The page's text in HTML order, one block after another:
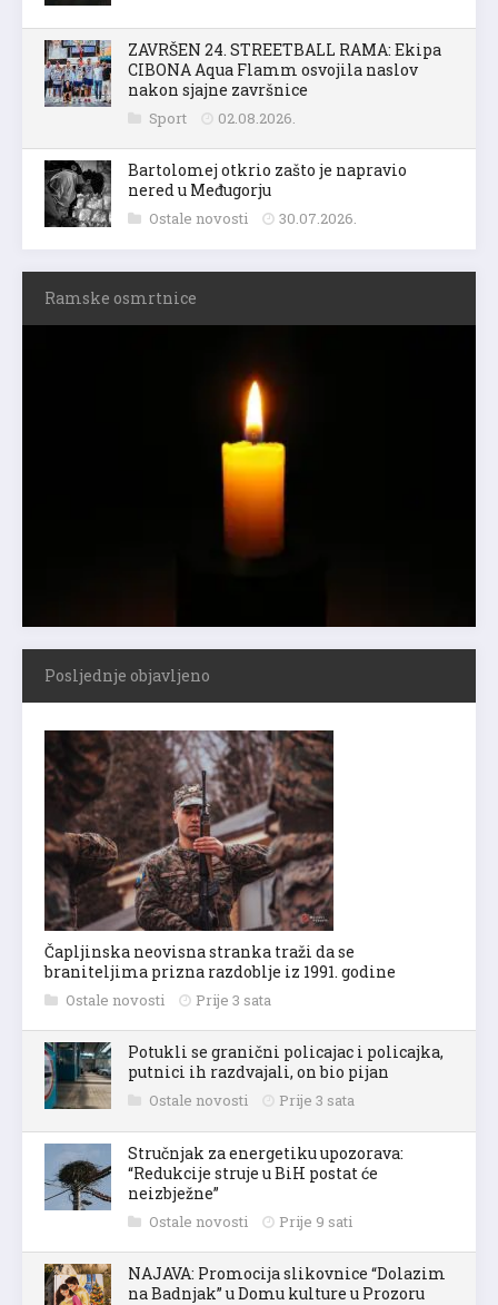
ZAVRŠEN 24. STREETBALL RAMA: Ekipa
CIBONA Aqua Flamm osvojila naslov
nakon sjajne završnice
Sport 02.08.2026.
Bartolomej otkrio zašto je napravio
nered u Međugorju
Ostale novosti 30.07.2026.
Ramske osmrtnice
Posljednje objavljeno
Čapljinska neovisna stranka traži da se
braniteljima prizna razdoblje iz 1991. godine
Ostale novosti Prije 3 sata
Potukli se granični policajac i policajka,
putnici ih razdvajali, on bio pijan
Ostale novosti Prije 3 sata
Stručnjak za energetiku upozorava:
“Redukcije struje u BiH postat će
neizbježne”
Ostale novosti Prije 9 sati
NAJAVA: Promocija slikovnice “Dolazim
na Badnjak” u Domu kulture u Prozoru